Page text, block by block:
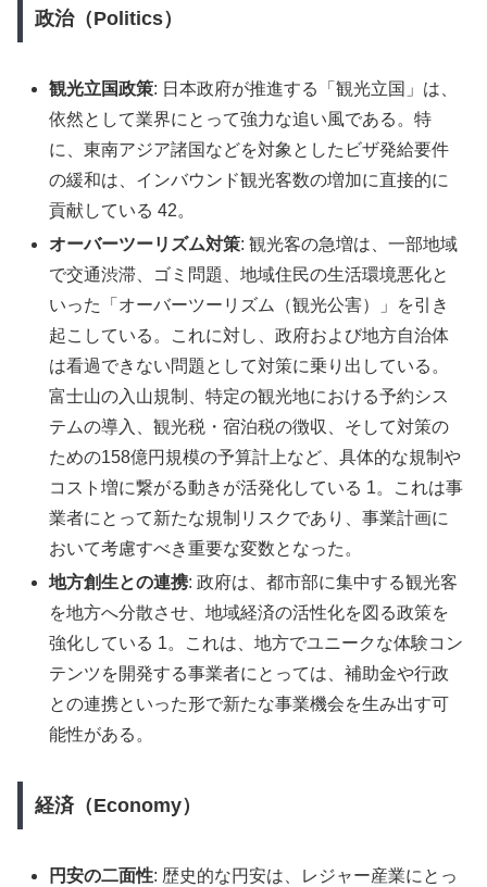
政治（Politics）
観光立国政策: 日本政府が推進する「観光立国」は、
依然として業界にとって強力な追い風である。特
に、東南アジア諸国などを対象としたビザ発給要件
の緩和は、インバウンド観光客数の増加に直接的に
貢献している 42。
オーバーツーリズム対策: 観光客の急増は、一部地域
で交通渋滞、ゴミ問題、地域住民の生活環境悪化と
いった「オーバーツーリズム（観光公害）」を引き
起こしている。これに対し、政府および地方自治体
は看過できない問題として対策に乗り出している。
富士山の入山規制、特定の観光地における予約シス
テムの導入、観光税・宿泊税の徴収、そして対策の
ための158億円規模の予算計上など、具体的な規制や
コスト増に繋がる動きが活発化している 1。これは事
業者にとって新たな規制リスクであり、事業計画に
おいて考慮すべき重要な変数となった。
地方創生との連携: 政府は、都市部に集中する観光客
を地方へ分散させ、地域経済の活性化を図る政策を
強化している 1。これは、地方でユニークな体験コン
テンツを開発する事業者にとっては、補助金や行政
との連携といった形で新たな事業機会を生み出す可
能性がある。
経済（Economy）
円安の二面性: 歴史的な円安は、レジャー産業にとっ